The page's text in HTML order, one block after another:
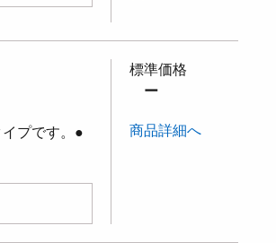
プです。●
標準価格
ー
商品詳細へ